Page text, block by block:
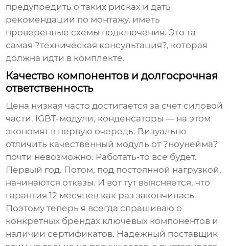
предупредить о таких рисках и дать
рекомендации по монтажу, иметь
проверенные схемы подключения. Это та
самая ?техническая консультация?, которая
должна идти в комплекте.
Качество компонентов и долгосрочная
ответственность
Цена низкая часто достигается за счет силовой
части. IGBT-модули, конденсаторы — на этом
экономят в первую очередь. Визуально
отличить качественный модуль от ?ноунейма?
почти невозможно. Работать-то все будет.
Первый год. Потом, под постоянной нагрузкой,
начинаются отказы. И вот тут выясняется, что
гарантия 12 месяцев как раз закончилась.
Поэтому теперь я всегда спрашиваю о
конкретных брендах ключевых компонентов и
наличии сертификатов. Надежный поставщик